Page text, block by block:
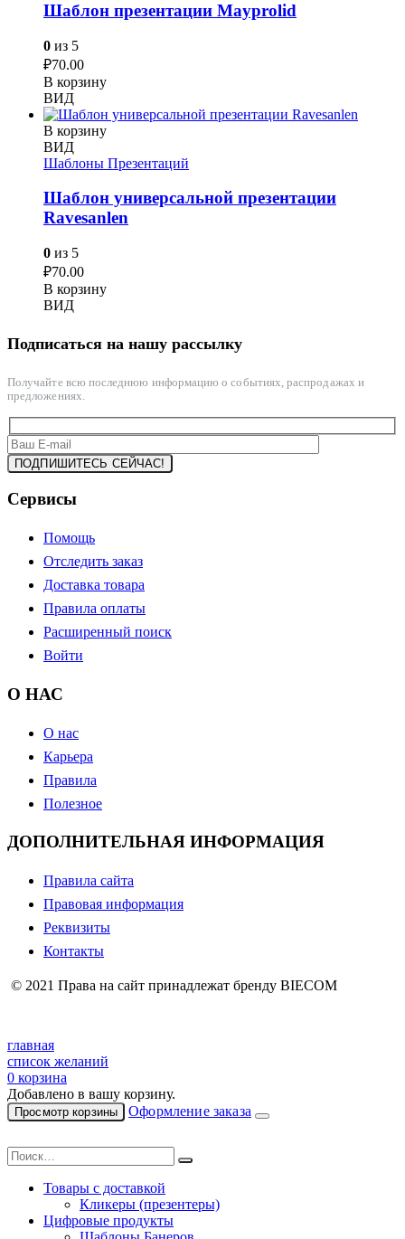
Шаблон презентации Mayprolid
0 из 5
₽70.00
В корзину
ВИД
В корзину
ВИД
Шаблоны Презентаций
Шаблон универсальной презентации
Ravesanlen
0 из 5
₽70.00
В корзину
ВИД
Подписаться на нашу рассылку
Получайте всю последнюю информацию о событиях, распродажах и
предложениях.
Сервисы
Помощь
Отследить заказ
Доставка товара
Правила оплаты
Расширенный поиск
Войти
О НАС
О нас
Карьера
Правила
Полезное
ДОПОЛНИТЕЛЬНАЯ ИНФОРМАЦИЯ
Правила сайта
Правовая информация
Реквизиты
Контакты
© 2021 Права на сайт принадлежат бренду BIECOM
главная
список желаний
0 корзина
Добавлено в вашу корзину.
Просмотр корзины Оформление заказа
Товары с доставкой
Кликеры (презентеры)
Цифровые продукты